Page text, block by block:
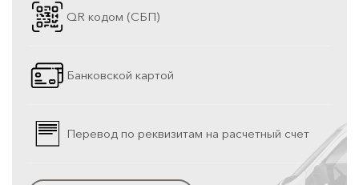
QR кодом (СБП)
Банковской картой
Перевод по реквизитам на расчетный счет